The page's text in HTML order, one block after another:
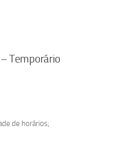
Temporário
de horários;